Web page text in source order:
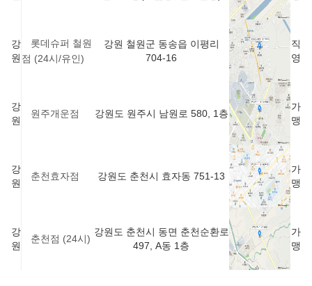
강
원
롯데슈퍼 철원
점 (24시/유인)
강원 철원군 동송읍 이평리
704-16
직
영
강
원
원주개운점 강원도 원주시 남원로 580, 1층
가
맹
강
원
춘천효자점 강원도 춘천시 효자동 751-13
가
맹
강
원
춘천점 (24시)
강원도 춘천시 동면 춘천순환로
497, A동 1층
가
맹